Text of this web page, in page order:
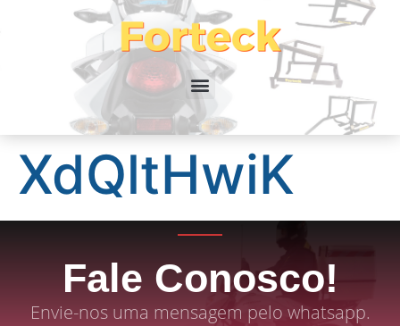
XdQltHwiK
Fale Conosco!
Envie-nos uma mensagem pelo whatsapp.